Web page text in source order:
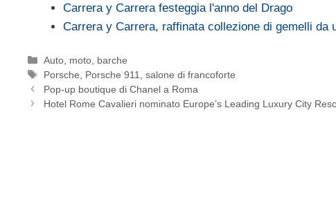
Carrera y Carrera festeggia l'anno del Drago
Carrera y Carrera, raffinata collezione di gemelli da
Categorie
Auto, moto, barche
Tag
Porsche Porsche 911 ,salone di francoforte
Pop-up boutique di Chanel a Roma
Hotel Rome Cavalieri nominato Europe’s Leading Luxury City